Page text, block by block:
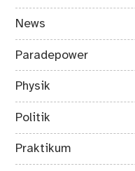
News
Paradepower
Physik
Politik
Praktikum